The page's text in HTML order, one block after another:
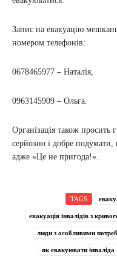
Запис на евакуацію
номером телефонів:
0678465977 – Наталія,
0963145909 – Ольга.
Організація також просить
серйозно і добре
адже «Це не пригода!».
TAGS
евакуація інвалідів з
люди з особливими
як евакуювати інваліда